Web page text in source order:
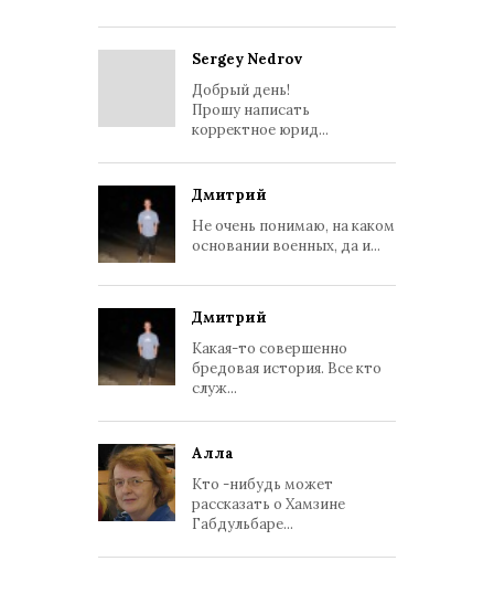
Sergey Nedrov
Добрый день!
Прошу написать
корректное юрид...
Дмитрий
Не очень понимаю, на каком
основании военных, да и...
Дмитрий
Какая-то совершенно
бредовая история. Все кто
служ...
Алла
Кто -нибудь может
рассказать о Хамзине
Габдульбаре...